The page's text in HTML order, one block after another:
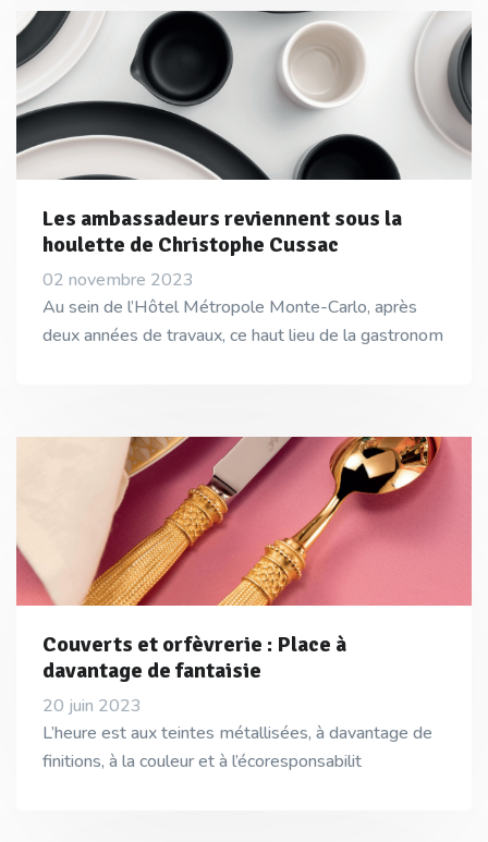
Les ambassadeurs reviennent sous la
houlette de Christophe Cussac
02 novembre 2023
Au sein de l’Hôtel Métropole Monte-Carlo, après
deux années de travaux, ce haut lieu de la gastronom
Couverts et orfèvrerie : Place à
davantage de fantaisie
20 juin 2023
L’heure est aux teintes métallisées, à davantage de
finitions, à la couleur et à l’écoresponsabilit